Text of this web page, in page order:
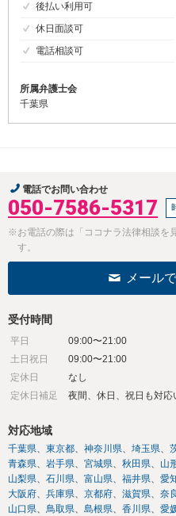
後払い利用可
休日面談可
電話相談可
所属弁護士会
千葉県
電話でお問い合わせ
050-7586-5317
※お電話の際は「ココナラ法律相談を
す。
メール
受付時間
平日
09:00〜21:00
土日祝日
09:00〜21:00
定休日
なし
定休日補足
夜間、休日、祝日も対応
対応地域
千葉県 東京都 神奈川県 埼玉県
青森県
岩手県 宮城県 秋田県 山
山梨県
石川県 富山県 福井県 愛
大阪府
兵庫県 京都府 滋賀県 奈
山口県
鳥取県 島根県 香川県 愛